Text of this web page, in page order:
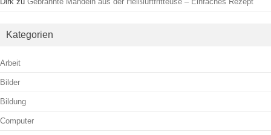
Kategorien
Arbeit
Bilder
Bildung
Computer